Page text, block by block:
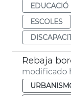
EDUCACIÓ
ESCOLES
Rebaja
modificado